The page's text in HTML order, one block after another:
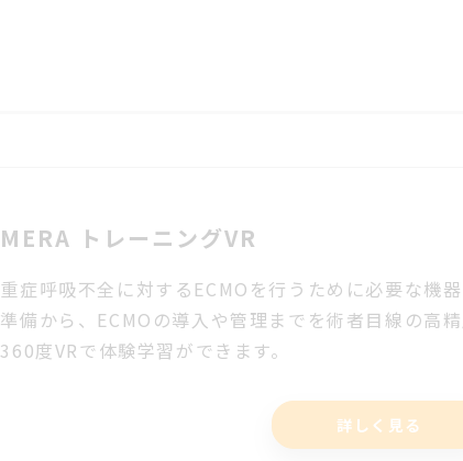
MERA トレーニングVR
重症呼吸不全に対するECMOを行うために必要な機
準備から、ECMOの導入や管理までを術者目線の高
360度VRで体験学習ができます。
詳しく見る